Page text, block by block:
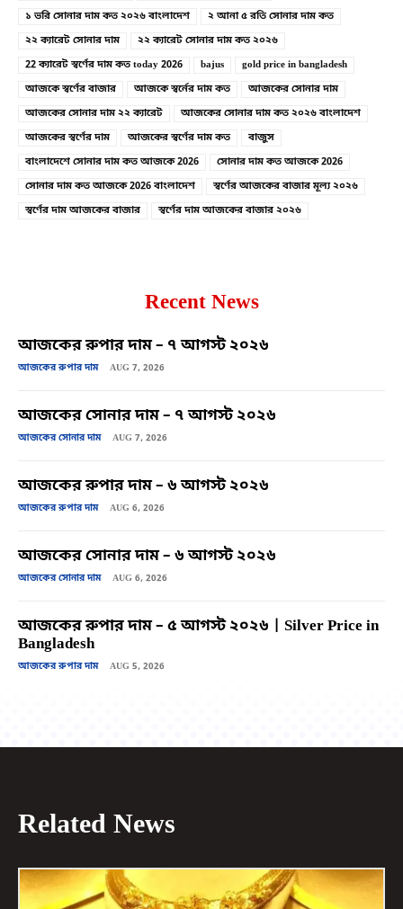
১ ভরি সোনার দাম কত ২০২৬ বাংলাদেশ
২ আনা ৫ রতি সোনার দাম কত
২২ ক্যারেট সোনার দাম
২২ ক্যারেট সোনার দাম কত ২০২৬
22 ক্যারেট স্বর্ণের দাম কত today 2026
bajus
gold price in bangladesh
আজকে স্বর্ণের বাজার
আজকে স্বর্নের দাম কত
আজকের সোনার দাম
আজকের সোনার দাম ২২ ক্যারেট
আজকের সোনার দাম কত ২০২৬ বাংলাদেশ
আজকের স্বর্ণের দাম
আজকের স্বর্ণের দাম কত
বাজুস
বাংলাদেশে সোনার দাম কত আজকে 2026
সোনার দাম কত আজকে 2026
সোনার দাম কত আজকে 2026 বাংলাদেশ
স্বর্ণের আজকের বাজার মূল্য ২০২৬
স্বর্ণের দাম আজকের বাজার
স্বর্ণের দাম আজকের বাজার ২০২৬
Recent News
আজকের রুপার দাম – ৭ আগস্ট ২০২৬
আজকের রুপার দাম AUG 7, 2026
আজকের সোনার দাম – ৭ আগস্ট ২০২৬
আজকের সোনার দাম AUG 7, 2026
আজকের রুপার দাম – ৬ আগস্ট ২০২৬
আজকের রুপার দাম AUG 6, 2026
আজকের সোনার দাম – ৬ আগস্ট ২০২৬
আজকের সোনার দাম AUG 6, 2026
আজকের রুপার দাম – ৫ আগস্ট ২০২৬ | Silver Price in
Bangladesh
আজকের রুপার দাম AUG 5, 2026
Related News